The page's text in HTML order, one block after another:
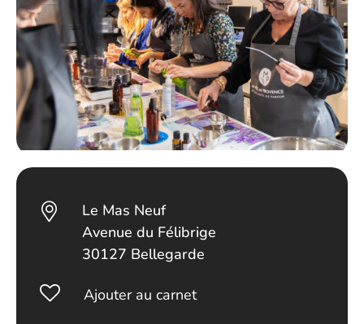
Le Mas Neuf
Avenue du Félibrige
30127 Bellegarde
Ajouter au carnet